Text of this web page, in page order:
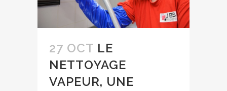
27 OCT LE
NETTOYAGE
VAPEUR, UNE